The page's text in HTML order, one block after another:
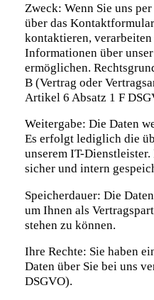
Zweck: Wenn Sie uns
über das
kontaktieren,
Informationen über
ermöglichen.
B (Vertrag oder
Artikel 6 Absatz 1 F
Weitergabe: Die Daten
Es erfolgt lediglich die
unserem IT-
sicher und intern
Speicherdauer: Die
um Ihnen als
stehen zu können.
Ihre Rechte: Sie haben
Daten über Sie bei uns
DSGVO).